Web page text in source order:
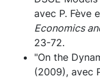
avec P. Fève
Economics
23-72.
"On the
(2009), avec